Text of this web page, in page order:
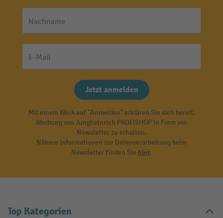
Nachname
E-Mail
Jetzt anmelden
Mit einem Klick auf "Anmelden" erklären Sie sich bereit,
Werbung von Jungheinrich PROFISHOP in Form von
Newsletter zu erhalten.
Nähere Informationen zur Datenverarbeitung beim
Newsletter finden Sie hier.
Top Kategorien